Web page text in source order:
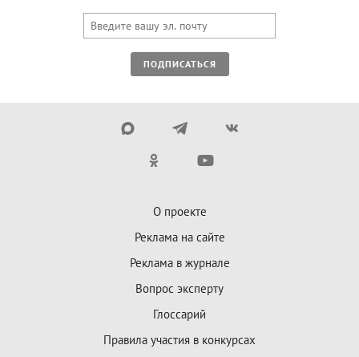
ПОДПИСАТЬСЯ
О проекте
Реклама на сайте
Реклама в журнале
Вопрос эксперту
Глоссарий
Правила участия в конкурсах